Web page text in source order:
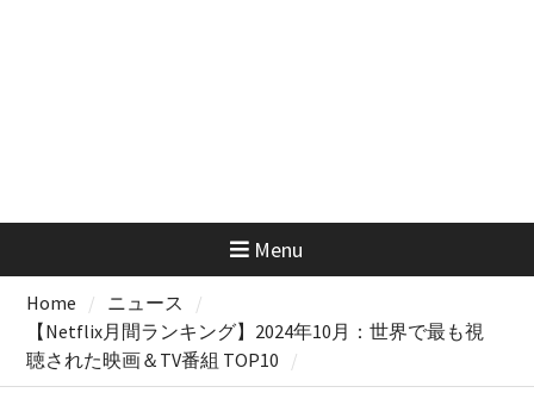
Menu
Home
ニュース
【Netflix月間ランキング】2024年10月：世界で最も視
聴された映画＆TV番組 TOP10